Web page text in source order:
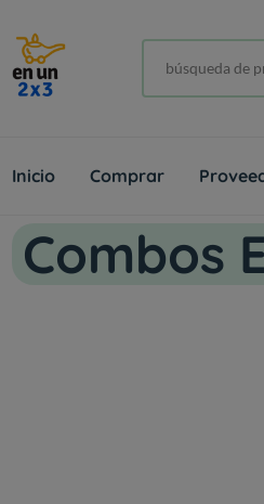
Inicio Comprar
Combos